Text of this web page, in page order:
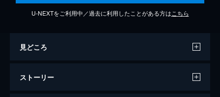
U-NEXTをご利用中／過去に利用したことがある方は こちら
見どころ
ストーリー